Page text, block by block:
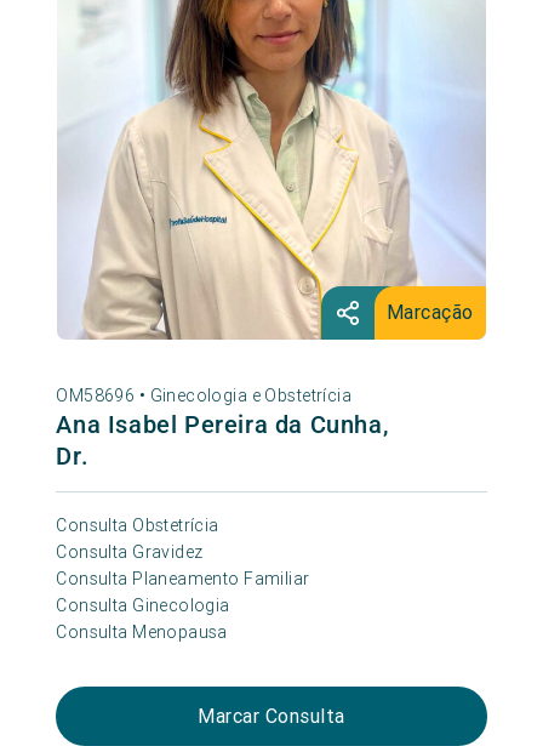
Marcação
OM58696 • Ginecologia e Obstetrícia
Ana Isabel Pereira da Cunha,
Dr.
Consulta Obstetrícia
Consulta Gravidez
Consulta Planeamento Familiar
Consulta Ginecologia
Consulta Menopausa
Marcar Consulta